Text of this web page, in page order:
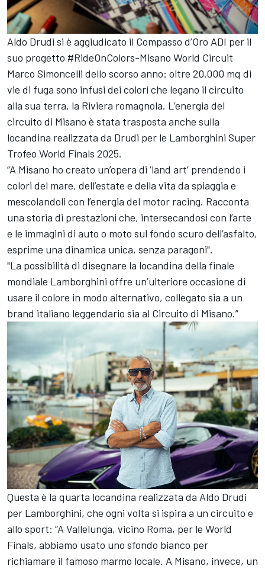
Aldo Drudi si è aggiudicato il Compasso d’Oro ADI per il
suo progetto #RideOnColors-Misano World Circuit
Marco Simoncelli dello scorso anno: oltre 20.000 mq di
vie di fuga sono infusi dei colori che legano il circuito
alla sua terra, la Riviera romagnola. L’energia del
circuito di Misano è stata trasposta anche sulla
locandina realizzata da Drudi per le Lamborghini Super
Trofeo World Finals 2025.
“A Misano ho creato un’opera di ‘land art’ prendendo i
colori del mare, dell’estate e della vita da spiaggia e
mescolandoli con l’energia del motor racing. Racconta
una storia di prestazioni che, intersecandosi con l’arte
e le immagini di auto o moto sul fondo scuro dell’asfalto,
esprime una dinamica unica, senza paragoni".
"La possibilità di disegnare la locandina della finale
mondiale Lamborghini offre un’ulteriore occasione di
usare il colore in modo alternativo, collegato sia a un
brand italiano leggendario sia al Circuito di Misano.”
Questa è la quarta locandina realizzata da Aldo Drudi
per Lamborghini, che ogni volta si ispira a un circuito e
allo sport: “A Vallelunga, vicino Roma, per le World
Finals, abbiamo usato uno sfondo bianco per
richiamare il famoso marmo locale. A Misano, invece, un